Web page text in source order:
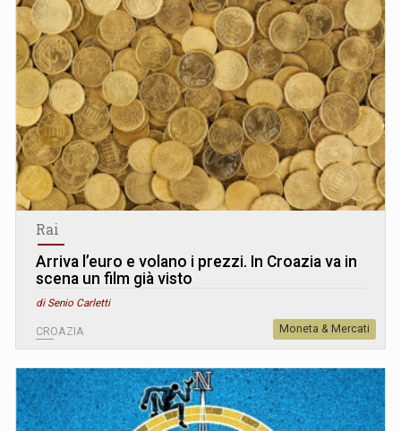
Rai
Arriva l’euro e volano i prezzi. In Croazia va in
scena un film già visto
di Senio Carletti
CROAZIA Moneta & Mercati